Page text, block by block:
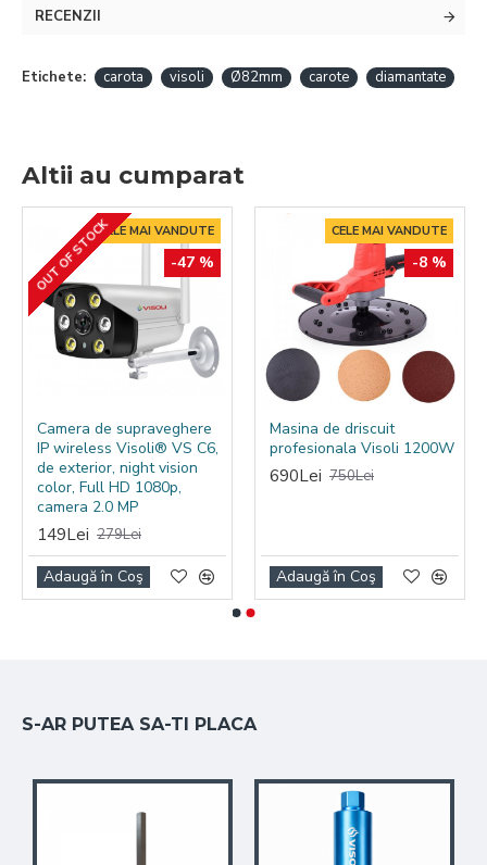
RECENZII
Etichete: carota visoli Ø82mm carote diamantate
Altii au cumparat
CELE MAI VANDUTE
-47 %
OUT OF STOCK
Camera de supraveghere
IP wireless Visoli® VS C6,
de exterior, night vision
color, Full HD 1080p,
camera 2.0 MP
149Lei 279Lei
Adaugă în Coş
CELE MAI VANDUTE
-8 %
Masina de driscuit
profesionala Visoli 1200W
690Lei 750Lei
Adaugă în Coş
S-AR PUTEA SA-TI PLACA